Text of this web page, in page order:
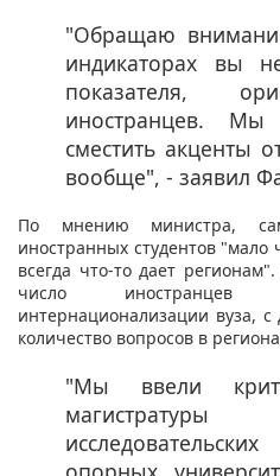
"Обращаю
индикаторах вы
показателя,
иностранцев.
сместить акценты
вообще", - заявил
По мнению министра,
иностранных студентов "мало
всегда что-то дает
число иностранцев
интернационализации вуза,
количество вопросов в
"Мы ввели